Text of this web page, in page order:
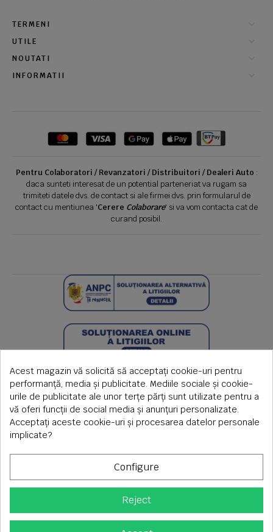
TERMENI
UTILE
NOUTATI
INFORMATII
Pentru Colaboratori / Revanzatori / Distribuitori / Dealeri Auto :
daca sunteti interesat de un potential parteneriat va rugam sa
trimiteti datele dvs. de contact si ale firmei dvs. prin formularul de
contact cu mentiunea 'Cerere Colaborare' si va vom contacta cat de
curand posibil.
Copyright © 2026 S.C. Rimi S.R.L. , Reg.Com: J1992000639351,
CUI: RO1824566
Acest magazin vă solicită să acceptați cookie-uri pentru
performanță, media și publicitate. Mediile sociale și cookie-
urile de publicitate ale unor terțe părți sunt utilizate pentru a
vă oferi funcții de social media și anunțuri personalizate.
Acceptați aceste cookie-uri și procesarea datelor personale
implicate?
Configure
Reject